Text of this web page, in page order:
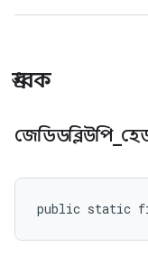
ধ্রুবক
জেডিডব্লিউপি_
public static